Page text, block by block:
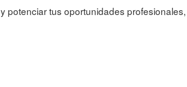
y potenciar tus oportunidades